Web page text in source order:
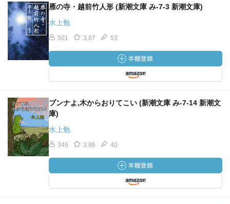
雁の寺・越前竹人形 (新潮文庫 み-7-3 新潮文庫)
水上勉
501 3.87 53
ブンナよ,木からおりてこい (新潮文庫 み-7-14 新潮文
庫)
水上勉
346 3.86 40